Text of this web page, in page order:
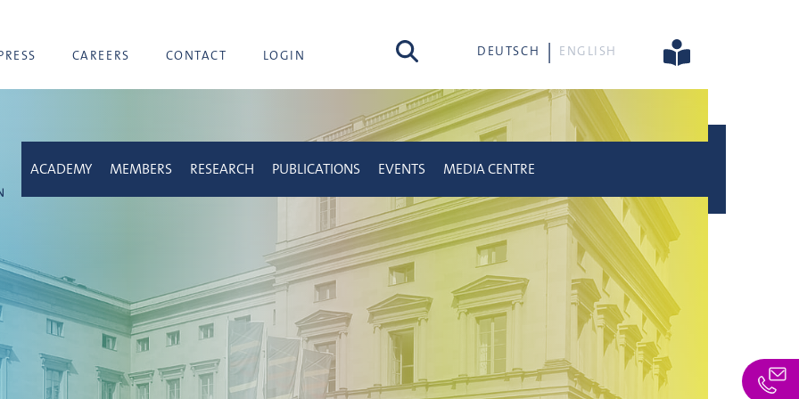
CAREERS CONTACT LOGIN search DEUTSCH ENGLISH
ACADEMY MEMBERS RESEARCH PUBLICATIONS EVENTS MEDIA CENTRE